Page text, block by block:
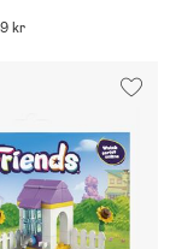
kr